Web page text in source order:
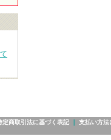
定商取引法に基づく表記｜ 支払い方法